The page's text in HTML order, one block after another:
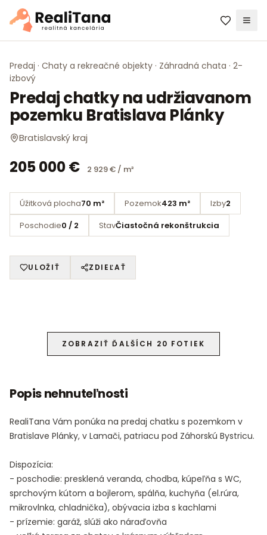
Predaj · Chaty a rekreačné objekty · Záhradná chata · 2-
izbový
Predaj chatky na udržiavanom
pozemku Bratislava Plánky
Bratislavský kraj
205 000 € 2 929 € / m²
Úžitková plocha70 m² Pozemok423 m² Izby2
Poschodie0 / 2 StavČiastočná rekonštrukcia
ULOŽIŤ
ZDIEĽAŤ
ZOBRAZIŤ ĎALŠÍCH 20 FOTIEK
Popis nehnuteľnosti
RealiTana Vám ponúka na predaj chatku s pozemkom v
Bratislave Plánky, v Lamači, patriacu pod Záhorskú Bystricu.
Dispozícia:
- poschodie: presklená veranda, chodba, kúpeľňa s WC,
sprchovým kútom a bojlerom, spálňa, kuchyňa (el.rúra,
mikrovlnka, chladnička), obývacia izba s kachlami
- prízemie: garáž, slúži ako náraďovňa